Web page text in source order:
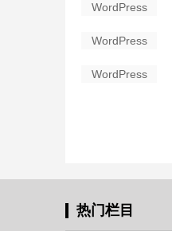
WordPress
WordPress
WordPress
热门栏目